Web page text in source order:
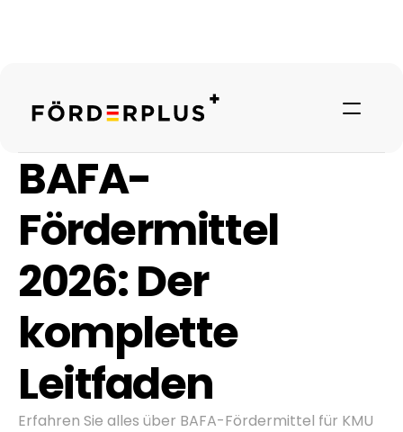
Über uns
BAFA-
Fördermittel
2026: Der
komplette
Leitfaden
Erfahren Sie alles über BAFA-Fördermittel für KMU